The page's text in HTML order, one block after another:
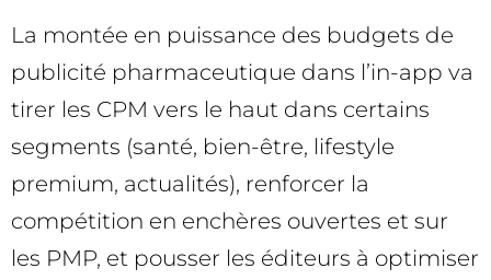
La montée en puissance des budgets de
publicité pharmaceutique dans l’in-app va
tirer les CPM vers le haut dans certains
segments (santé, bien-être, lifestyle
premium, actualités), renforcer la
compétition en enchères ouvertes et sur
les PMP, et pousser les éditeurs à optimiser